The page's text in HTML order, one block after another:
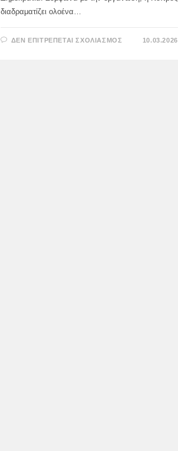
διαδραματίζει ολοένα…
ΔΕΝ ΕΠΙΤΡΈΠΕΤΑΙ ΣΧΟΛΙΑΣΜΌΣ 10.03.2026